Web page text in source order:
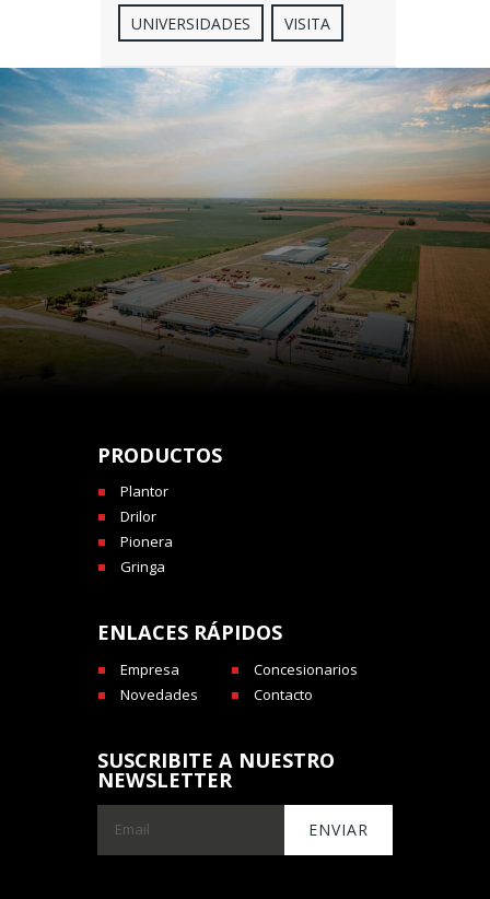
UNIVERSIDADES VISITA
PRODUCTOS
Plantor
Drilor
Pionera
Gringa
ENLACES RÁPIDOS
Empresa
Concesionarios
Novedades
Contacto
SUSCRIBITE A NUESTRO
NEWSLETTER